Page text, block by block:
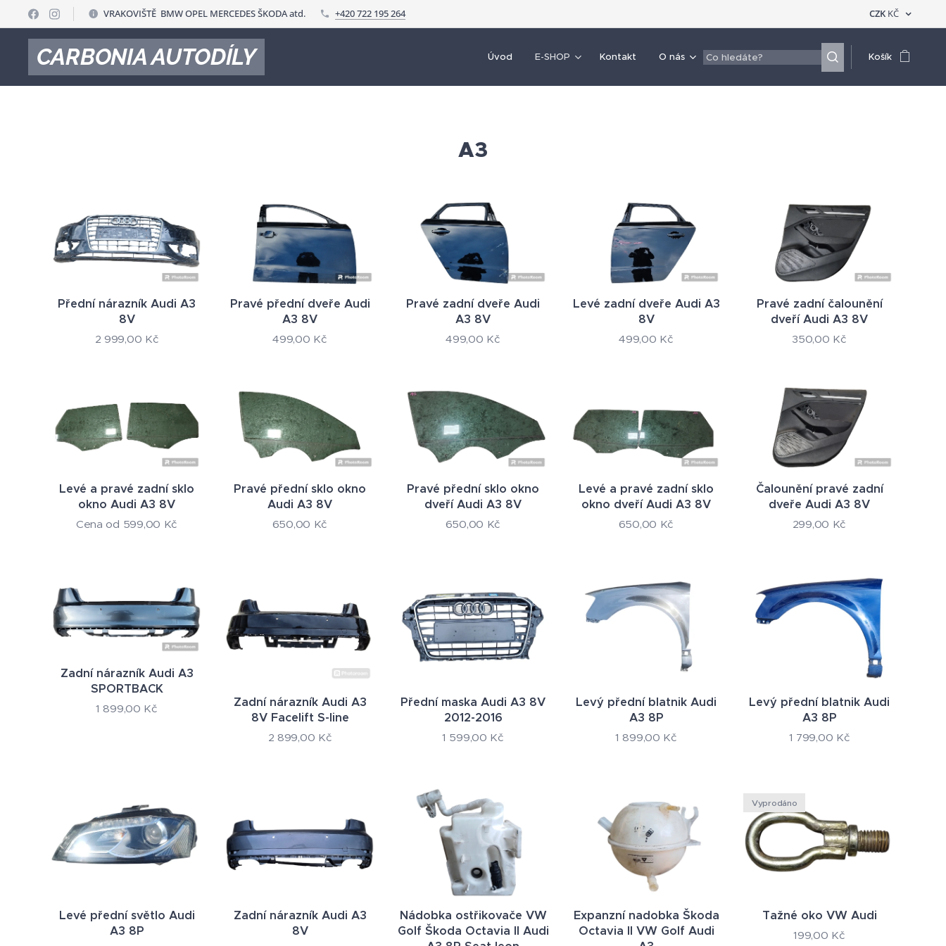
VRAKOVIŠTĚ BMW OPEL MERCEDES ŠKODA atd. +420 722 195 264 CZK KČ
CARBONIA AUTODÍLY Úvod E-SHOP Kontakt O nás Košík
A3
Přední nárazník Audi A3
8V
2 999,00 Kč
Pravé přední dveře Audi
A3 8V
499,00 Kč
Pravé zadní dveře Audi
A3 8V
499,00 Kč
Levé zadní dveře Audi A3
8V
499,00 Kč
Pravé zadní čalounění
dveří Audi A3 8V
350,00 Kč
Levé a pravé zadní sklo
okno Audi A3 8V
Cena od 599,00 Kč
Pravé přední sklo okno
Audi A3 8V
650,00 Kč
Pravé přední sklo okno
dveří Audi A3 8V
650,00 Kč
Levé a pravé zadní sklo
okno dveří Audi A3 8V
650,00 Kč
Čalounění pravé zadní
dveře Audi A3 8V
299,00 Kč
Zadní nárazník Audi A3
SPORTBACK
1 899,00 Kč
Zadní nárazník Audi A3
8V Facelift S-line
2 899,00 Kč
Přední maska Audi A3 8V
2012-2016
1 599,00 Kč
Levý přední blatnik Audi
A3 8P
1 899,00 Kč
Levý přední blatnik Audi
A3 8P
1 799,00 Kč
Levé přední světlo Audi
A3 8P
Zadní nárazník Audi A3
8V
Nádobka ostřikovače VW
Golf Škoda Octavia II Audi
Expanzní nadobka Škoda
Octavia II VW Golf Audi
Tažné oko VW Audi
Vyprodáno
199,00 Kč